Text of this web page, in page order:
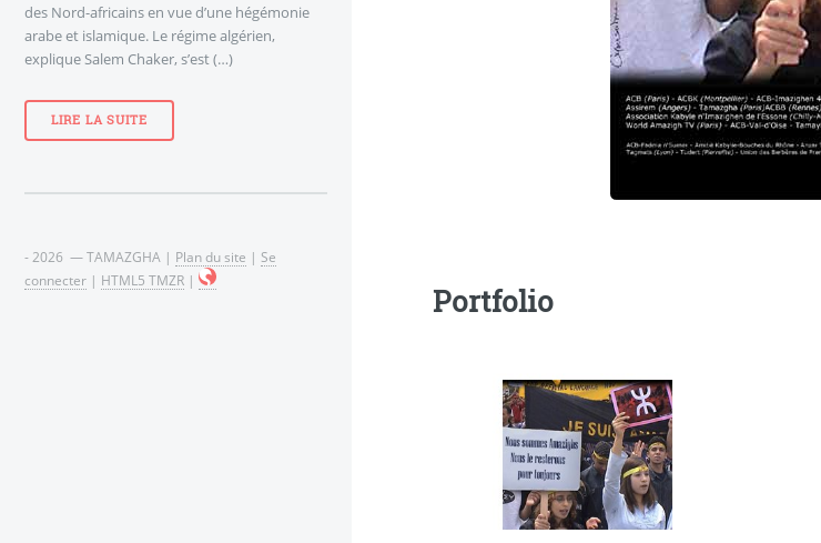
Portfolio
des Nord-africains en vue d’une hégémonie
arabe et islamique. Le régime algérien,
explique Salem Chaker, s’est (…)
LIRE LA SUITE
- 2026 — TAMAZGHA | Plan du site | Se
connecter | HTML5 TMZR |